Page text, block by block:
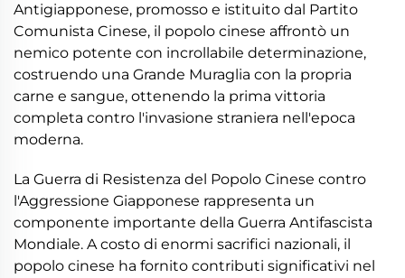
Antigiapponese, promosso e istituito dal Partito
Comunista Cinese, il popolo cinese affrontò un
nemico potente con incrollabile determinazione,
costruendo una Grande Muraglia con la propria
carne e sangue, ottenendo la prima vittoria
completa contro l'invasione straniera nell'epoca
moderna.
La Guerra di Resistenza del Popolo Cinese contro
l'Aggressione Giapponese rappresenta un
componente importante della Guerra Antifascista
Mondiale. A costo di enormi sacrifici nazionali, il
popolo cinese ha fornito contributi significativi nel